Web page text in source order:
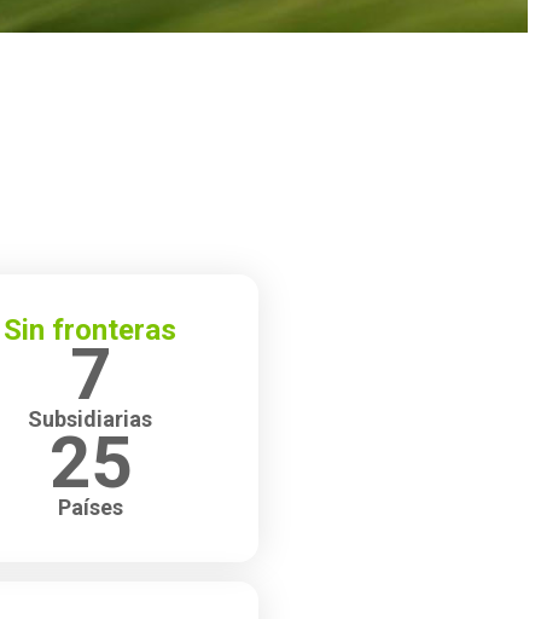
Sin fronteras
7
Subsidiarias
25
Países